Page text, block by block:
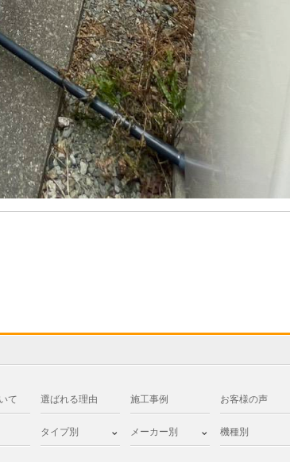
て 選ばれる理由 施工事例 お客様の声
タイプ別 メーカー別 機種別